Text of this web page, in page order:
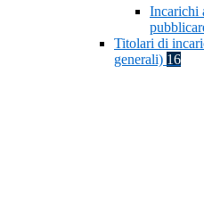
Incarichi
Titolari di
generali) 16